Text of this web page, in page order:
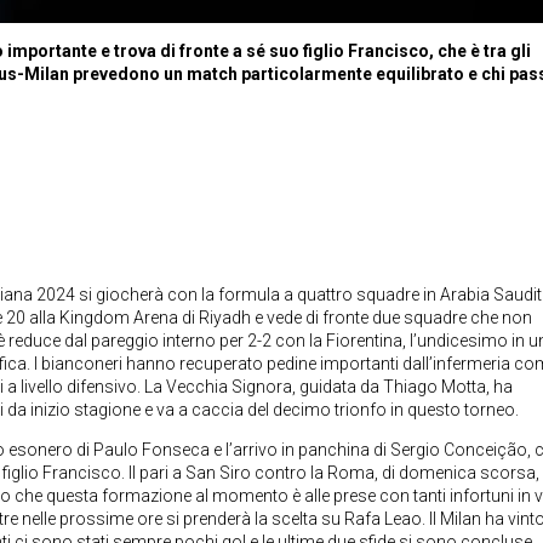
e trova di fronte a sé suo figlio Francisco, che è tra gli
Milan prevedono un match particolarmente equilibrato e chi
2024 si giocherà con la formula a quattro squadre in Arabia
alla Kingdom Arena di Riyadh e vede di fronte due squadre che non
dal pareggio interno per 2-2 con la Fiorentina, l’undicesimo in
I bianconeri hanno recuperato pedine importanti dall’infermeria
livello difensivo. La Vecchia Signora, guidata da Thiago Motta, ha
inizio stagione e va a caccia del decimo trionfo in questo torneo.
di Paulo Fonseca e l’arrivo in panchina di Sergio Conceição,
Francisco. Il pari a San Siro contro la Roma, di domenica scorsa,
che questa formazione al momento è alle prese con tanti infortuni in
nelle prossime ore si prenderà la scelta su Rafa Leao. Il Milan ha